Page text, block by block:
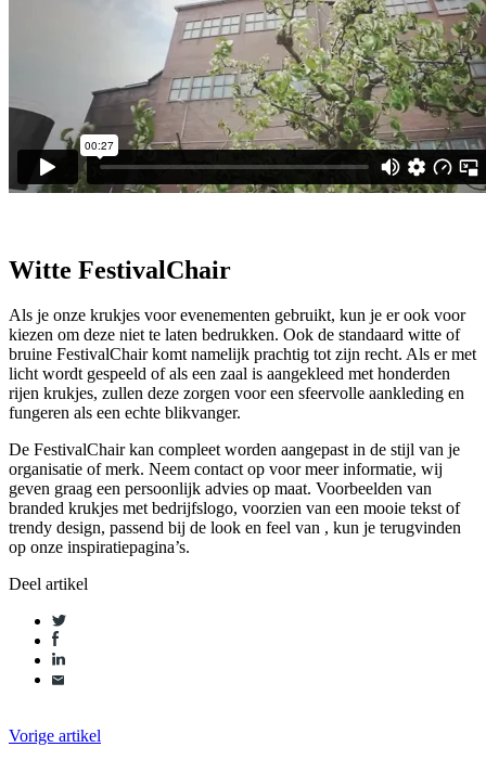
Witte FestivalChair
Als je onze krukjes voor evenementen gebruikt, kun je er ook voor
kiezen om deze niet te laten bedrukken. Ook de standaard witte of
bruine FestivalChair komt namelijk prachtig tot zijn recht. Als er met
licht wordt gespeeld of als een zaal is aangekleed met honderden
rijen krukjes, zullen deze zorgen voor een sfeervolle aankleding en
fungeren als een echte blikvanger.
De FestivalChair kan compleet worden aangepast in de stijl van je
organisatie of merk. Neem contact op voor meer informatie, wij
geven graag een persoonlijk advies op maat. Voorbeelden van
branded krukjes met bedrijfslogo, voorzien van een mooie tekst of
trendy design, passend bij de look en feel van , kun je terugvinden
op onze inspiratiepagina’s.
Deel artikel
Vorige artikel